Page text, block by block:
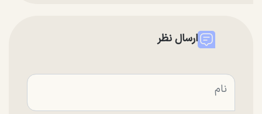
ارسال نظر